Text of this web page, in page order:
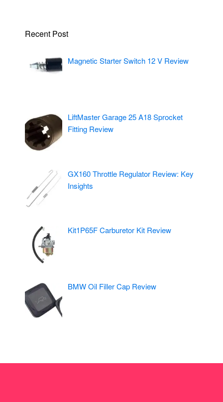
Recent Post
Magnetic Starter Switch 12 V Review
LiftMaster Garage 25 A18 Sprocket
Fitting Review
GX160 Throttle Regulator Review: Key
Insights
Kit1P65F Carburetor Kit Review
BMW Oil Filler Cap Review